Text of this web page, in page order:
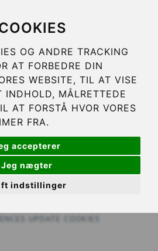
OG ANDRE TRACKING
AT FORBEDRE DIN
WEBSITE, TIL AT VISE
INDHOLD, MÅLRETTEDE
AT FORSTÅ HVOR VORES
FRA.
accepterer
Jeg nægter
indstillinger
UPDATE COOKIES